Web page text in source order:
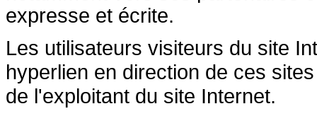
expresse et écrite.
Les utilisateurs visiteurs du site
hyperlien en direction de ces
de l'exploitant du site Internet.